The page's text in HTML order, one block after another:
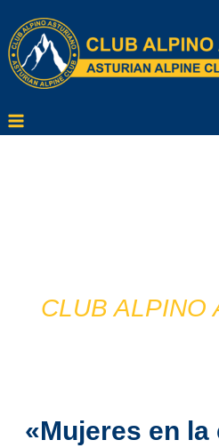
contenido
CLUB ALPINO
«Mujeres en la